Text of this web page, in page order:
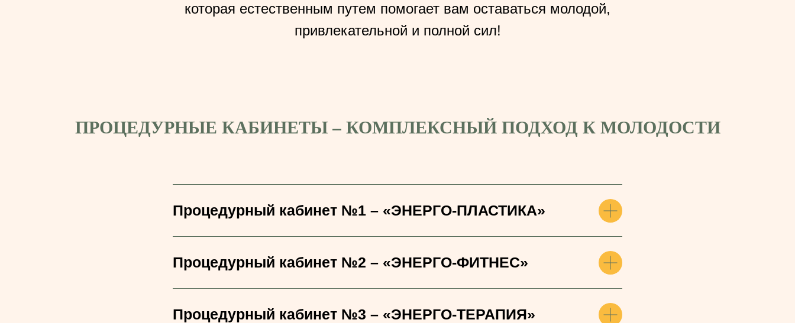
которая естественным путем помогает вам оставаться молодой,
привлекательной и полной сил!
ПРОЦЕДУРНЫЕ КАБИНЕТЫ – КОМПЛЕКСНЫЙ ПОДХОД К МОЛОДОСТИ
Процедурный кабинет №1 – «ЭНЕРГО-ПЛАСТИКА»
Процедурный кабинет №2 – «ЭНЕРГО-ФИТНЕС»
Процедурный кабинет №3 – «ЭНЕРГО-ТЕРАПИЯ»